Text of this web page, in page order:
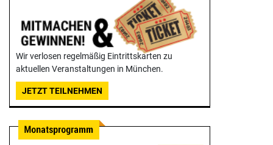
Wir verlosen regelmäßig Eintrittskarten zu
aktuellen Veranstaltungen in München.
JETZT TEILNEHMEN